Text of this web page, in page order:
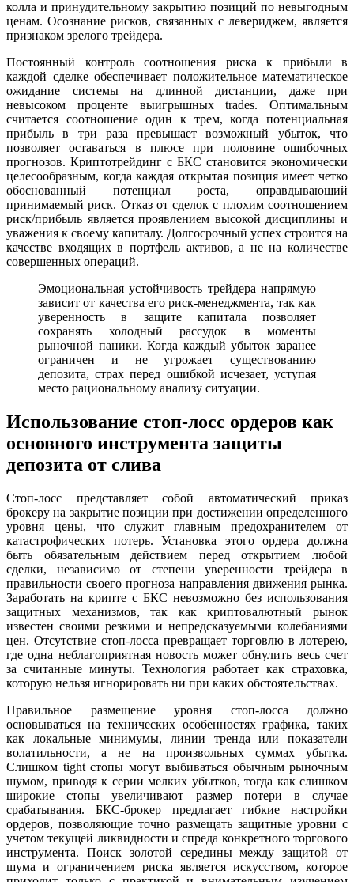
колла и принудительному закрытию позиций по невыгодным
ценам. Осознание рисков, связанных с левериджем, является
признаком зрелого трейдера.
Постоянный контроль соотношения риска к прибыли в
каждой сделке обеспечивает положительное математическое
ожидание системы на длинной дистанции, даже при
невысоком проценте выигрышных trades. Оптимальным
считается соотношение один к трем, когда потенциальная
прибыль в три раза превышает возможный убыток, что
позволяет оставаться в плюсе при половине ошибочных
прогнозов. Криптотрейдинг с БКС становится экономически
целесообразным, когда каждая открытая позиция имеет четко
обоснованный потенциал роста, оправдывающий
принимаемый риск. Отказ от сделок с плохим соотношением
риск/прибыль является проявлением высокой дисциплины и
уважения к своему капиталу. Долгосрочный успех строится на
качестве входящих в портфель активов, а не на количестве
совершенных операций.
Эмоциональная устойчивость трейдера напрямую
зависит от качества его риск-менеджмента, так как
уверенность в защите капитала позволяет
сохранять холодный рассудок в моменты
рыночной паники. Когда каждый убыток заранее
ограничен и не угрожает существованию
депозита, страх перед ошибкой исчезает, уступая
место рациональному анализу ситуации.
Использование стоп-лосс ордеров как
основного инструмента защиты
депозита от слива
Стоп-лосс представляет собой автоматический приказ
брокеру на закрытие позиции при достижении определенного
уровня цены, что служит главным предохранителем от
катастрофических потерь. Установка этого ордера должна
быть обязательным действием перед открытием любой
сделки, независимо от степени уверенности трейдера в
правильности своего прогноза направления движения рынка.
Заработать на крипте с БКС невозможно без использования
защитных механизмов, так как криптовалютный рынок
известен своими резкими и непредсказуемыми колебаниями
цен. Отсутствие стоп-лосса превращает торговлю в лотерею,
где одна неблагоприятная новость может обнулить весь счет
за считанные минуты. Технология работает как страховка,
которую нельзя игнорировать ни при каких обстоятельствах.
Правильное размещение уровня стоп-лосса должно
основываться на технических особенностях графика, таких
как локальные минимумы, линии тренда или показатели
волатильности, а не на произвольных суммах убытка.
Слишком tight стопы могут выбиваться обычным рыночным
шумом, приводя к серии мелких убытков, тогда как слишком
широкие стопы увеличивают размер потери в случае
срабатывания. БКС-брокер предлагает гибкие настройки
ордеров, позволяющие точно размещать защитные уровни с
учетом текущей ликвидности и спреда конкретного торгового
инструмента. Поиск золотой середины между защитой от
шума и ограничением риска является искусством, которое